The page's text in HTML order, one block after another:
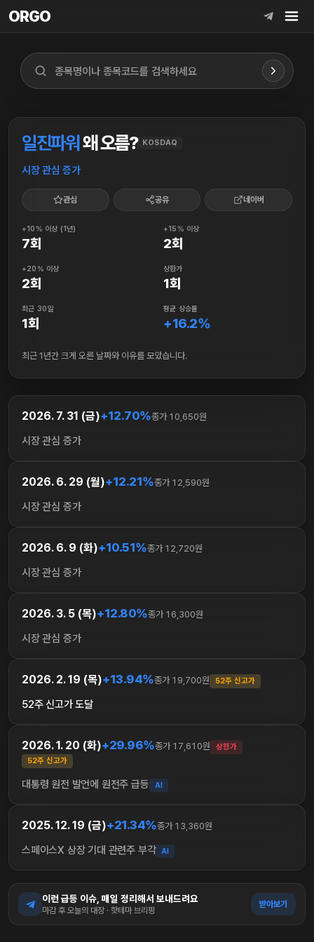
ORGO
ORGO
일진파워왜 오름? KOSDAQ
시장 관심 증가
관심 공유 네이버
+10% 이상 (1년)
7회
+15% 이상
2회
+20% 이상
2회
상한가
1회
최근 30일
1회
평균 상승률
+16.2%
최근 1년간 크게 오른 날짜와 이유를 모았습니다.
2026. 7. 31 (금)+12.70%종가 10,650원
시장 관심 증가
2026. 6. 29 (월)+12.21%종가 12,590원
시장 관심 증가
2026. 6. 9 (화)+10.51%종가 12,720원
시장 관심 증가
2026. 3. 5 (목)+12.80%종가 16,300원
시장 관심 증가
2026. 2. 19 (목)+13.94%종가 19,700원 52주 신고가
52주 신고가 도달
2026. 1. 20 (화)+29.96%종가 17,610원
상한가
52주 신고가
대통령 원전 발언에 원전주 급등 AI
2025. 12. 19 (금)+21.34%종가 13,360원
스페이스X 상장 기대 관련주 부각 AI
이런 급등 이슈, 매일 정리해서 보내드려요
마감 후 오늘의 대장 · 핫테마 브리핑
받아보기